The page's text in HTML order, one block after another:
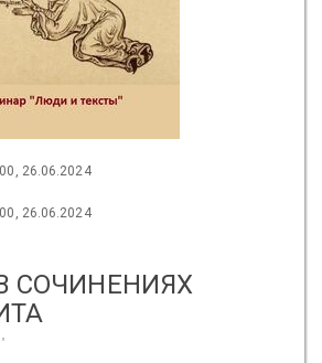
26.06.2024
26.06.2024
СОЧИНЕНИЯХ